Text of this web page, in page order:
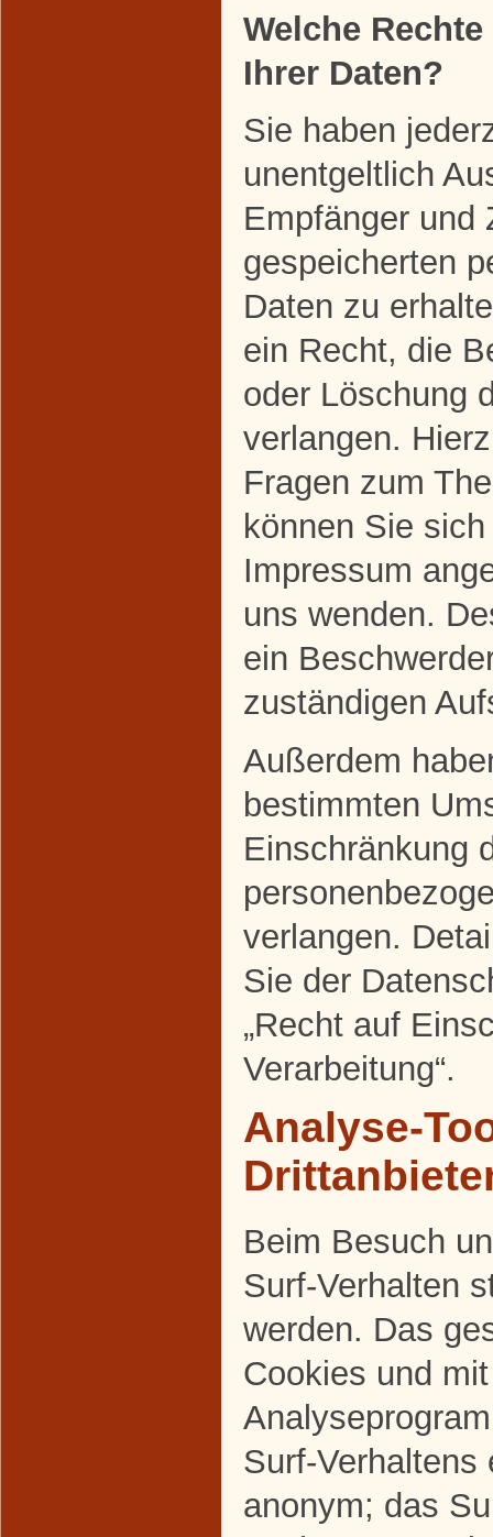
Welche
Ihrer Daten?
Sie haben
unentgeltlich
Empfänger und
gespeicherten
Daten zu
ein Recht, die
oder Löschung
verlangen.
Fragen zum
können Sie
Impressum
uns wenden.
ein
zuständigen
Außerdem
bestimmten
Einschränkung
verlangen.
Sie der
„Recht auf
Verarbeitung“.
Analyse-
Beim Besuch
Surf-Verhalten
werden. Das
Cookies und
Surf-Verhaltens
anonym; das